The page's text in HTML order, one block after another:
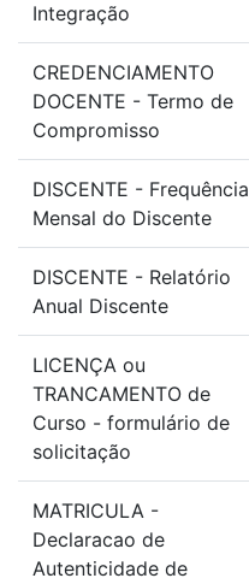
Integração
CREDENCIAMENTO
DOCENTE - Termo de
Compromisso
DISCENTE - Frequência
Mensal do Discente
DISCENTE - Relatório
Anual Discente
LICENÇA ou
TRANCAMENTO de
Curso - formulário de
solicitação
MATRICULA -
Declaracao de
Autenticidade de